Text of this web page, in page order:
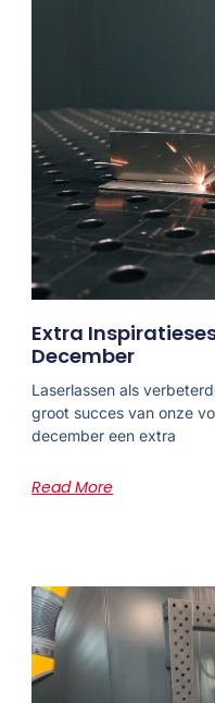
Extra
December
Laserlassen als
groot succes van onze
december een extra
Read More